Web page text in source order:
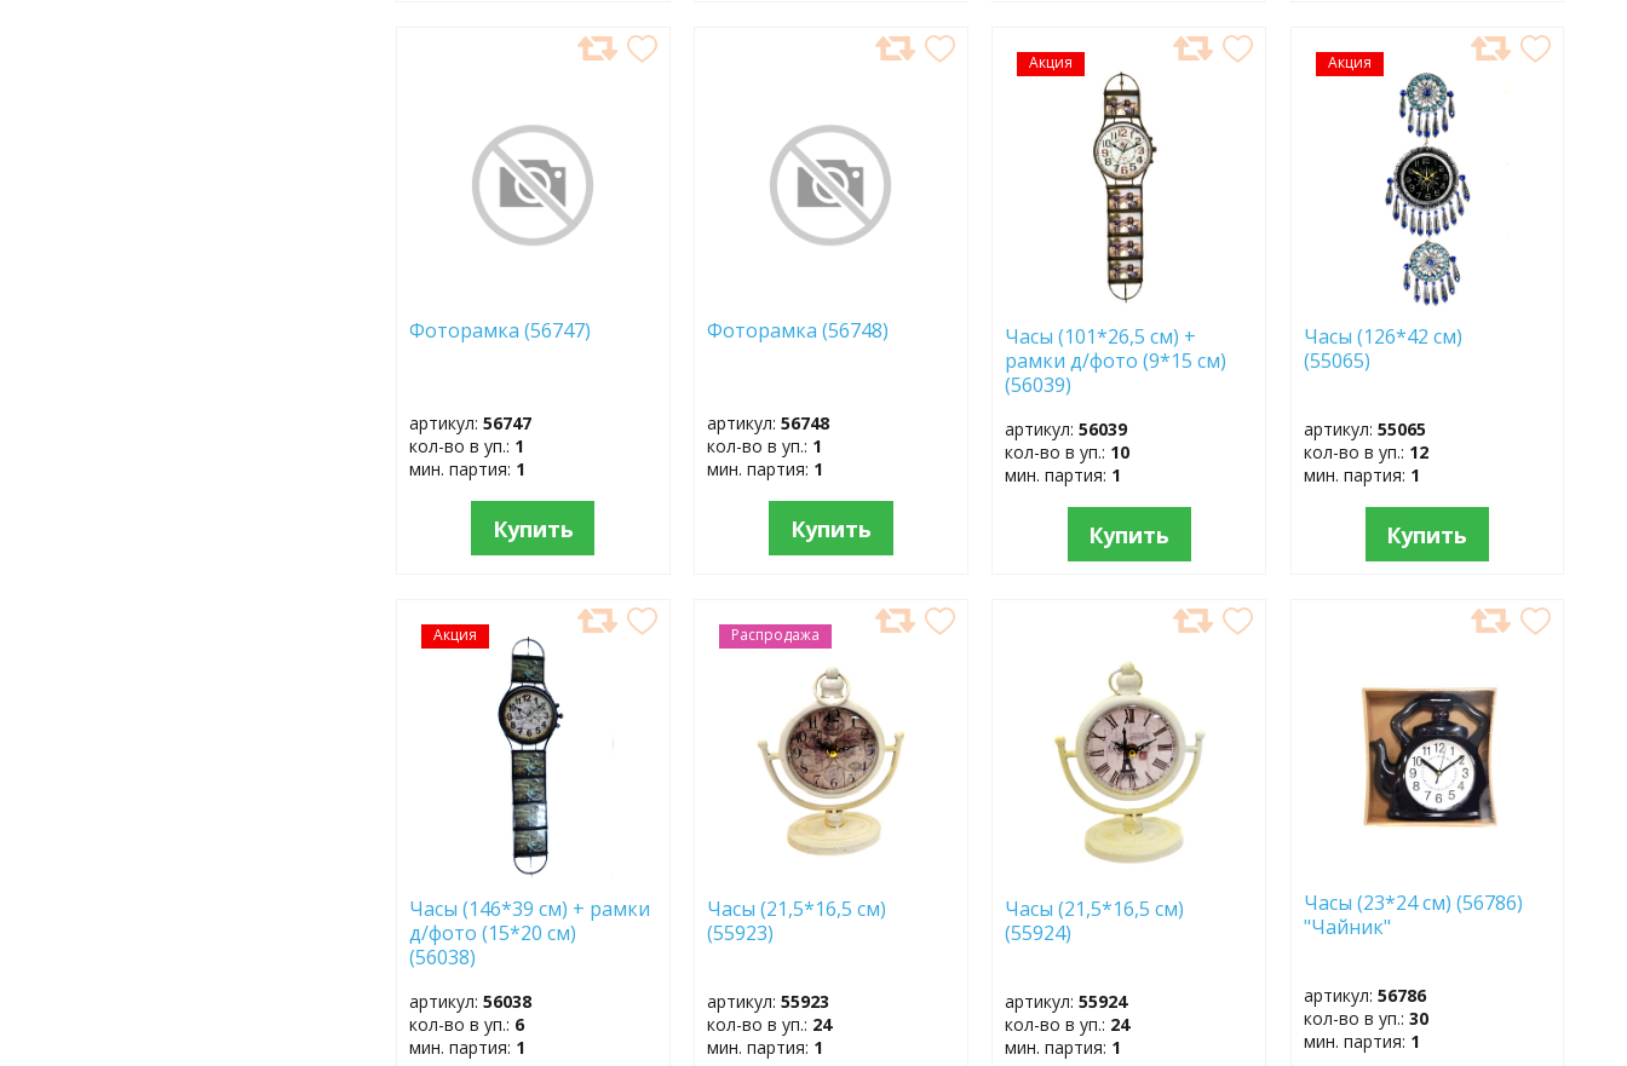
Фоторамка (56747)
артикул:56747
кол-во в уп.: 1
мин. партия: 1
Купить
Фоторамка (56748)
артикул:56748
кол-во в уп.: 1
мин. партия: 1
Купить
Акция
ДОБАВИТЬ
В
ИЗБРАННОЕ
Часы (101*26,5 см) +
рамки д/фото (9*15 см)
(56039)
артикул:56039
кол-во в уп.: 10
мин. партия: 1
Купить
Акция
ДОБАВИТЬ
В
ИЗБРАННОЕ
Часы (126*42 см)
(55065)
артикул: 55065
кол-во в уп.: 12
мин. партия: 1
Купить
Акция
ДОБАВИТЬ
В
ИЗБРАННОЕ
Часы (146*39 см) + рамки
д/фото (15*20 см)
(56038)
артикул:56038
кол-во в уп.: 6
мин. партия: 1
Распродажа
ДОБАВИТЬ
В
ИЗБРАННОЕ
Часы (21,5*16,5 см)
(55923)
артикул:55923
кол-во в уп.: 24
мин. партия: 1
ИЗБРАННОЕ
Часы (21,5*16,5 см)
(55924)
артикул:55924
кол-во в уп.: 24
мин. партия: 1
Часы (23*24 см) (56786)
"Чайник"
артикул: 56786
кол-во в уп.: 30
мин. партия: 1